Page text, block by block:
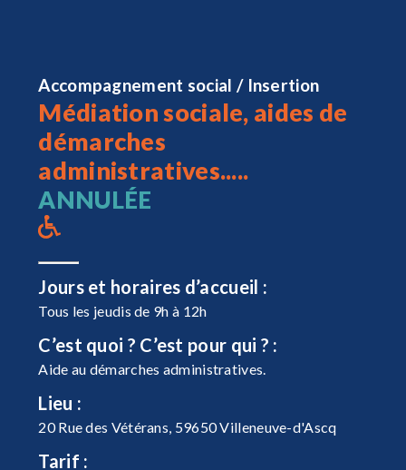
Accompagnement social / Insertion
Médiation sociale, aides de
démarches
administratives.....
ANNULÉE
Jours et horaires d’accueil :
Tous les jeudis de 9h à 12h
C’est quoi ? C’est pour qui ? :
Aide au démarches administratives.
Lieu :
20 Rue des Vétérans, 59650 Villeneuve-d'Ascq
Tarif :